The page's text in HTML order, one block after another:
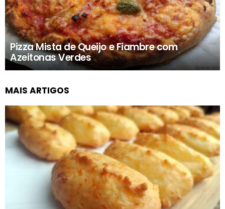
Pizza Mista de Queijo e Fiambre com
Azeitonas Verdes
MAIS ARTIGOS